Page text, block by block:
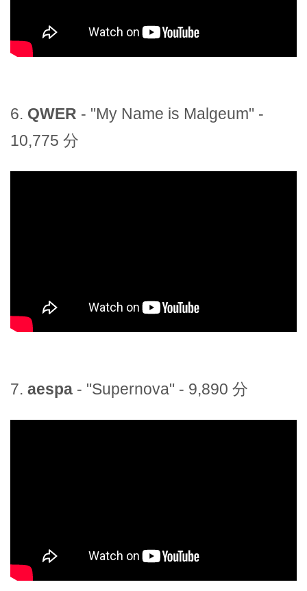
6. QWER - "My Name is Malgeum" -
10,775 分
7. aespa - "Supernova" - 9,890 分